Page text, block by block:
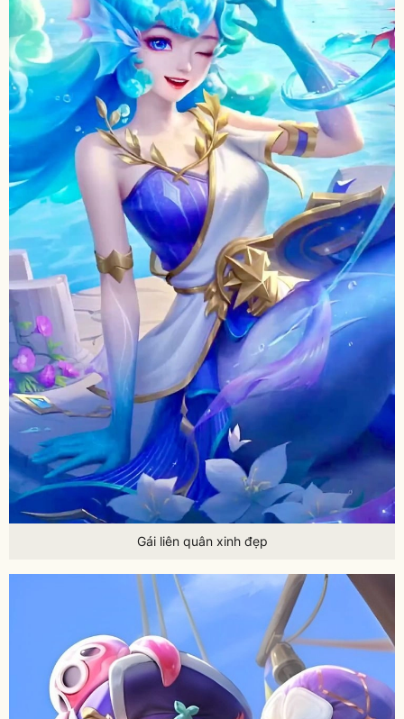
Gái liên quân xinh đẹp